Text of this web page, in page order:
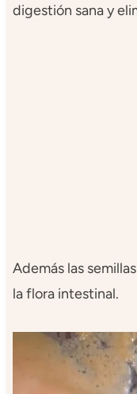
digestión sana y
Además las
la flora intestinal.